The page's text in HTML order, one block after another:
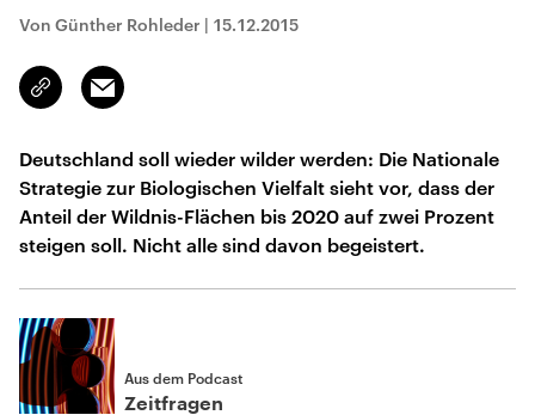
Von Günther Rohleder | 15.12.2015
Link
kopieren/teilen
Email
Deutschland soll wieder wilder werden: Die Nationale
Strategie zur Biologischen Vielfalt sieht vor, dass der
Anteil der Wildnis-Flächen bis 2020 auf zwei Prozent
steigen soll. Nicht alle sind davon begeistert.
Aus dem Podcast
Zeitfragen